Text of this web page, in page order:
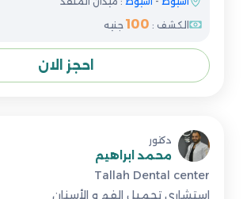
الكشف : 100 جنيه
احجز الان
دكتور
محمد ابراهيم
Tallah Dental center
استشاري تجميل الفم و الأسنان